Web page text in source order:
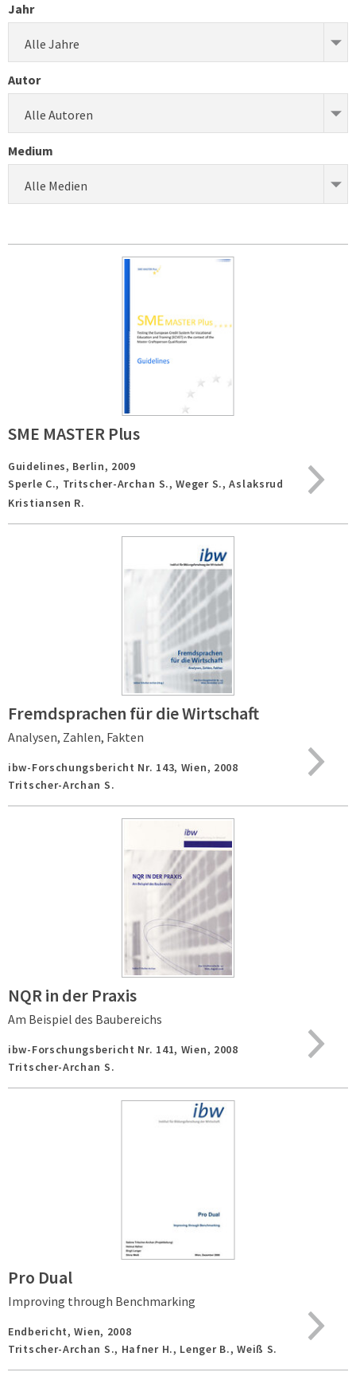
Jahr
Alle Jahre
Autor
Alle Autoren
Medium
Alle Medien
SME MASTER Plus
Guidelines, Berlin, 2009
Sperle C., Tritscher-Archan S., Weger S., Aslaksrud
Kristiansen R.
Fremdsprachen für die Wirtschaft
Analysen, Zahlen, Fakten
ibw-Forschungsbericht Nr. 143, Wien, 2008
Tritscher-Archan S.
NQR in der Praxis
Am Beispiel des Baubereichs
ibw-Forschungsbericht Nr. 141, Wien, 2008
Tritscher-Archan S.
Pro Dual
Improving through Benchmarking
Endbericht,Wien, 2008
Tritscher-Archan S., Hafner H., Lenger B., Weiß S.